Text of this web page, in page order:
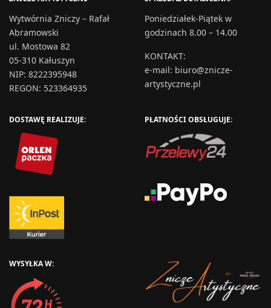
Wytwórnia Zniczy – Rafał
Abramowski
ul. Mostowa 82
05-310 Kałuszyn
NIP: 8222395948
REGON: 523364935
Poniedziałek-Piątek w
godzinach 8.00 – 14.00
KONTAKT:
e-mail: biuro@znicze-
artystyczne.pl
DOSTAWĘ REALIZUJE: PŁATNOŚCI OBSŁUGUJE:
WYSYŁKA W: